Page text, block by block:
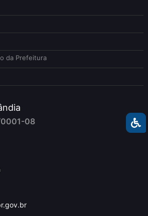
da Prefeitura
0001-08